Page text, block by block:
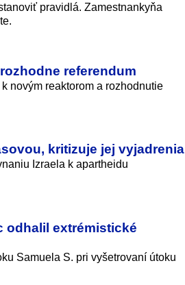
pravidlá. Zamestnankyňa
referendum
novým reaktorom a rozhodnutie
kritizuje jej vyjadrenia
Izraela k apartheidu
odhalil extrémistické
Samuela S. pri vyšetrovaní útoku